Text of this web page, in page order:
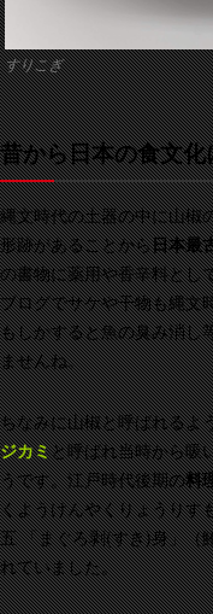
すりこぎ
昔から日本の食文
縄文時代の土器の中に山椒
形跡があることから日本最
の書物に薬用や香辛料とし
ブログでサケや干物も縄文
もしかすると魚の臭み消し
ませんね。
ちなみに山椒と呼ばれるよ
ジカミと呼ばれ当時から吸
うです。江戸時代後期の料
くようけんやくりょうりす
五 「まぐろ剥(すき)身」（
れていました。